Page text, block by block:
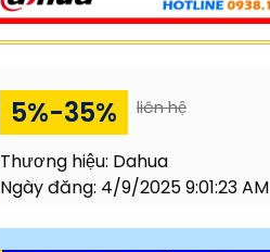
5%-35% liên hệ
Thương hiệu: Dahua
Ngày đăng: 4/9/2025 9:01:23 AM